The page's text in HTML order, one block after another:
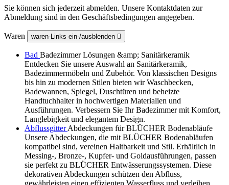
Sie können sich jederzeit abmelden. Unsere Kontaktdaten zur
Abmeldung sind in den Geschäftsbedingungen angegeben.
Waren waren-Links ein-/ausblenden 
Bad Badezimmer Lösungen &amp; Sanitärkeramik
Entdecken Sie unsere Auswahl an Sanitärkeramik,
Badezimmermöbeln und Zubehör. Von klassischen Designs
bis hin zu modernen Stilen bieten wir Waschbecken,
Badewannen, Spiegel, Duschtüren und beheizte
Handtuchhalter in hochwertigen Materialien und
Ausführungen. Verbessern Sie Ihr Badezimmer mit Komfort,
Langlebigkeit und elegantem Design.
AbflussgitterAbdeckungen für BLÜCHER Bodenabläufe
Unsere Abdeckungen, die mit BLÜCHER Bodenabläufen
kompatibel sind, vereinen Haltbarkeit und Stil. Erhältlich in
Messing-, Bronze-, Kupfer- und Goldausführungen, passen
sie perfekt zu BLÜCHER Entwässerungssystemen. Diese
dekorativen Abdeckungen schützen den Abfluss,
gewährleisten einen effizienten Wasserfluss und verleihen